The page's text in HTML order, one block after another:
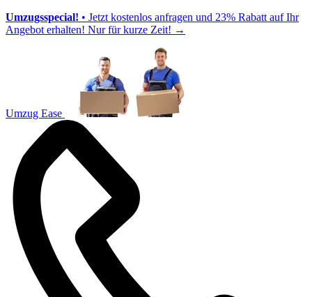
Umzugsspecial! • Jetzt kostenlos anfragen und 23% Rabatt auf Ihr
Angebot erhalten! Nur für kurze Zeit! →
Umzug Ease